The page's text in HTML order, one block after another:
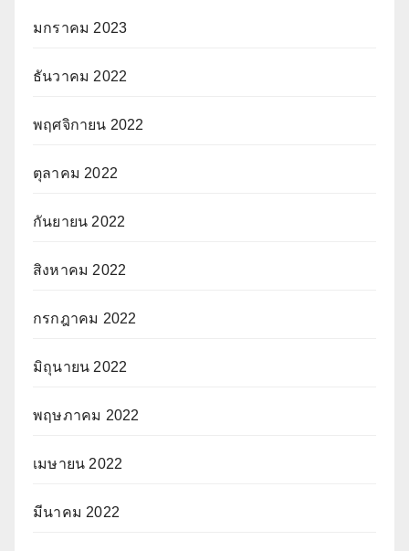
มกราคม 2023
ธันวาคม 2022
พฤศจิกายน 2022
ตุลาคม 2022
กันยายน 2022
สิงหาคม 2022
กรกฎาคม 2022
มิถุนายน 2022
พฤษภาคม 2022
เมษายน 2022
มีนาคม 2022